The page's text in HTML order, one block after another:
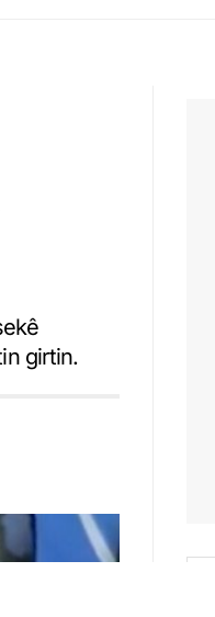
girtin.